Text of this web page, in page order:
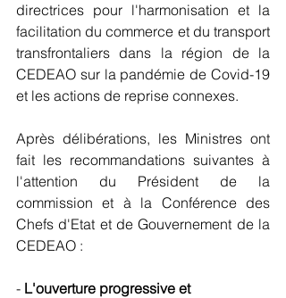
directrices pour l'harmonisation et la
facilitation du commerce et du transport
transfrontaliers dans la région de la
CEDEAO sur la pandémie de Covid-19
et les actions de reprise connexes.
Après délibérations, les Ministres ont
fait les recommandations suivantes à
l'attention du Président de la
commission et à la Conférence des
Chefs d'Etat et de Gouvernement de la
CEDEAO :
- L'ouverture progressive et